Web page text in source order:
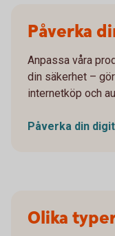
Påverka
Anpassa våra
din säkerhet –
internetköp och
Påverka din
Olika